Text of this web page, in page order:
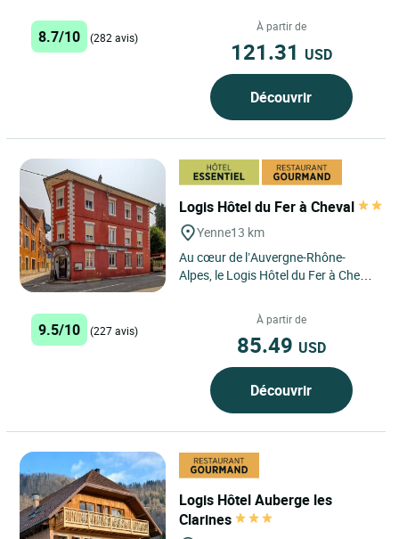
qu'établissement 2 étoiles...
8.7/10 (282 avis)
À partir de
121.31 USD
Découvrir
Logis Hôtel du Fer à Cheval
Yenne13 km
Au cœur de l’Auvergne-Rhône-
Alpes, le Logis Hôtel du Fer à Cheval
9.5/10 (227 avis)
À partir de
85.49 USD
Découvrir
Logis Hôtel Auberge les
Clarines